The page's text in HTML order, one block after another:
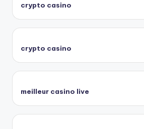
crypto casino
crypto casino
meilleur casino live